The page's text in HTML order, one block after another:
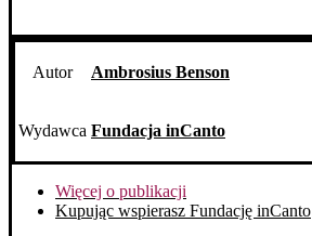
Autor Ambrosius Benson
Wydawca Fundacja inCanto
Więcej o publikacji
Kupując wspierasz Fundację inCanto